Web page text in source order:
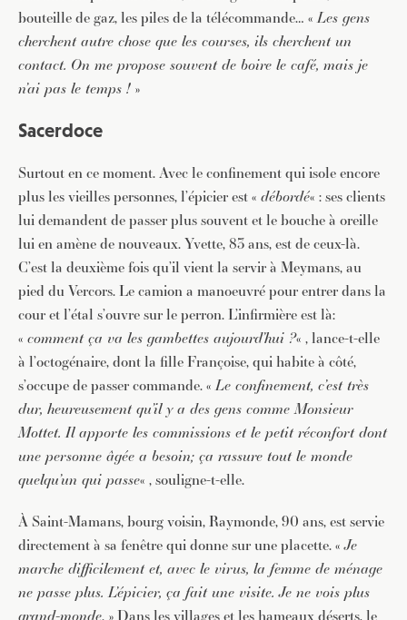
bouteille de gaz, les piles de la télécommande… «Les gens
cherchent autre chose que les courses, ils cherchent un
contact. On me propose souvent de boire le café, mais je
n’ai pas le temps ! »
Sacerdoce
Surtout en ce moment. Avec le confinement qui isole encore
plus les vieilles personnes, l’épicier est « débordé« : ses clients
lui demandent de passer plus souvent et le bouche à oreille
lui en amène de nouveaux. Yvette, 83 ans, est de ceux-là.
C’est la deuxième fois qu’il vient la servir à Meymans, au
pied du Vercors. Le camion a manoeuvré pour entrer dans la
cour et l’étal s’ouvre sur le perron. L’infirmière est là:
« comment ça va les gambettes aujourd’hui ?« , lance-t-elle
à l’octogénaire, dont la fille Françoise, qui habite à côté,
s’occupe de passer commande. «Le confinement, c’est très
dur, heureusement qu’il y a des gens comme Monsieur
Mottet. Il apporte les commissions et le petit réconfort dont
une personne âgée a besoin; ça rassure tout le monde
quelqu’un qui passe« , souligne-t-elle.
À Saint-Mamans, bourg voisin, Raymonde, 90 ans, est servie
directement à sa fenêtre qui donne sur une placette. «Je
marche difficilement et, avec le virus, la femme de ménage
ne passe plus. L’épicier, ça fait une visite. Je ne vois plus